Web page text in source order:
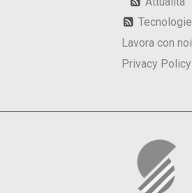
Tecnologie
Lavora con noi
Privacy Policy